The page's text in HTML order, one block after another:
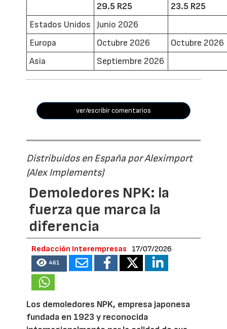
29.5 R25
23.5 R25
Estados Unidos
Junio 2026
Europa
Octubre 2026
Octubre 2026
Asia
Septiembre 2026
ver/escribir comentarios
Distribuidos en España por Aleximport
(Alex Implements)
Demoledores NPK: la
fuerza que marca la
diferencia
Redacción Interempresas 17/07/2026
461
Los demoledores NPK, empresa japonesa
fundada en 1923 y reconocida